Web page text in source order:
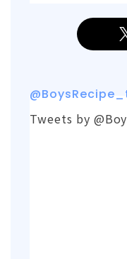
Tweets by